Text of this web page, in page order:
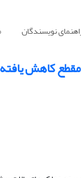
نویسندگان
مقطع کاهش یافته